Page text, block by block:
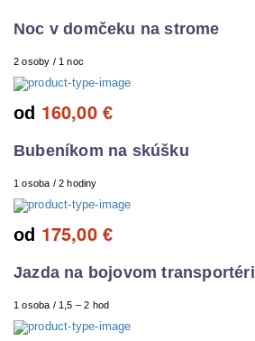
Noc v domčeku na strome
2 osoby / 1 noc
od 160,00€
Bubeníkom na skúšku
1 osoba / 2 hodiny
od 175,00€
Jazda na bojovom transportéri
1 osoba / 1,5 – 2 hod